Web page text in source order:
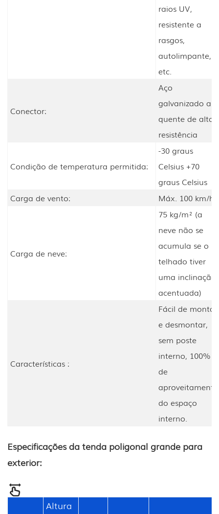
raios UV,
resistente a
rasgos,
autolimpante,
etc.
Conector:
Aço
galvanizado a
quente de alta
resistência
Condição de temperatura permitida:
-30 graus
Celsius +70
graus Celsius
Carga de vento:
Máx. 100 km/h
Carga de neve:
75 kg/m² (a
neve não se
acumula se o
telhado tiver
uma inclinação
acentuada)
Características :
Fácil de montar
e desmontar,
sem poste
interno, 100%
de
aproveitamento
do espaço
interno.
Especificações da tenda poligonal grande para
exterior:
Altura